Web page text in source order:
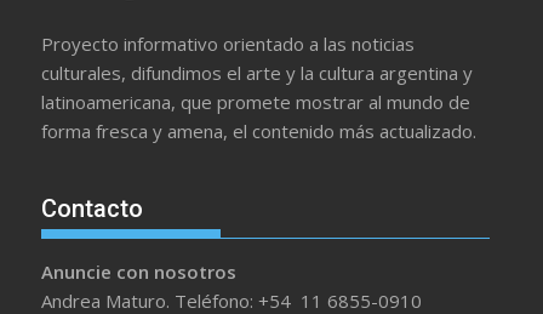
Proyecto informativo orientado a las noticias
culturales, difundimos el arte y la cultura argentina y
latinoamericana, que promete mostrar al mundo de
forma fresca y amena, el contenido más actualizado.
Contacto
Anuncie con nosotros
Andrea Maturo. Teléfono: +54 11 6855-0910